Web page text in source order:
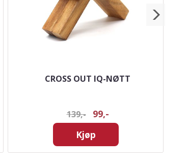
CROSS OUT IQ-NØTT
139,-
99,-
Kjøp